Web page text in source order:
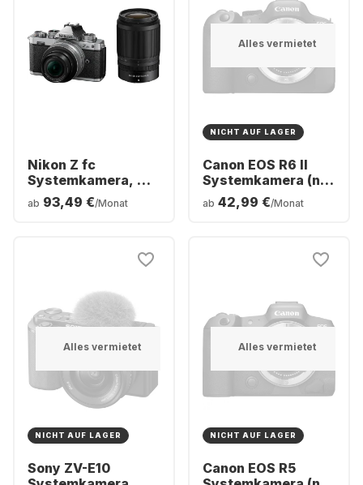
Nikon Z fc
Systemkamera, mit
Objektiv Nikkor Z
DX 16-50mm f/3.5-
ab 93,49 €/Monat
Alles vermietet
NICHT AUF LAGER
Canon EOS R6 II
Systemkamera (nur
Gehäuse)
ab 42,99 €/Monat
Alles vermietet
NICHT AUF LAGER
Sony ZV-E10
Alles vermietet
NICHT AUF LAGER
Canon EOS R5